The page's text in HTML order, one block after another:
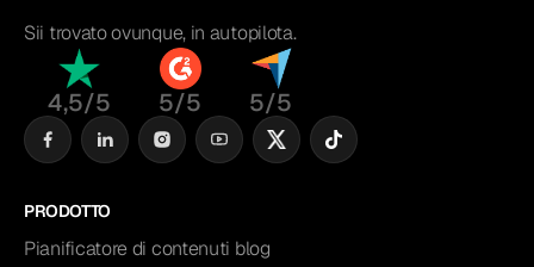
Sii trovato ovunque, in autopilota.
4,5/5 5/5 5/5
PRODOTTO
Pianificatore di contenuti blog